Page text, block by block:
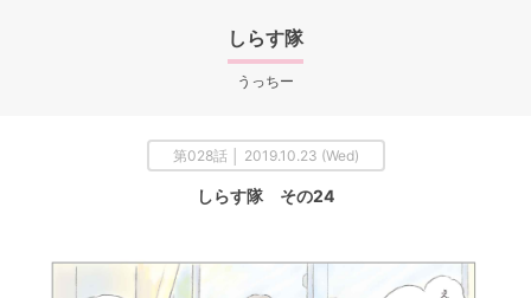
しらす隊
うっちー
第028話 │ 2019.10.23 (Wed)
しらす隊 その24